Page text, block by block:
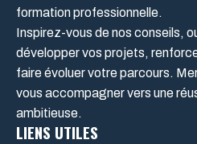
formation professionnelle.
Inspirez-vous de nos conseils,
développer vos projets,
faire évoluer votre parcours.
vous accompagner vers une
ambitieuse.
LIENS UTILES